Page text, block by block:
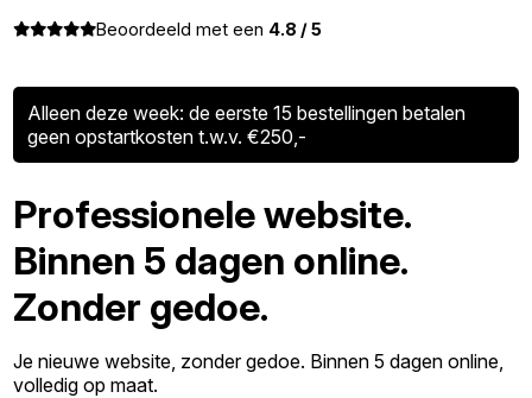
Beoordeeld met een 4.8 / 5
Alleen deze week: de eerste 15 bestellingen betalen
geen opstartkosten t.w.v. €250,-
Professionele website.
Binnen 5 dagen online.
Zonder gedoe.
Je nieuwe website, zonder gedoe. Binnen 5 dagen online,
volledig op maat.